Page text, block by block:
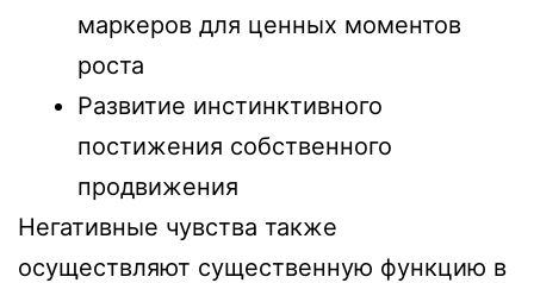
маркеров для ценных моментов
роста
Развитие инстинктивного
постижения собственного
продвижения
Негативные чувства также
осуществляют существенную функцию в